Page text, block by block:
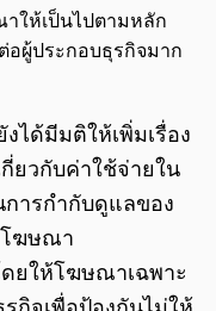
ให้เป็นไปตามหลัก
ผู้ประกอบธุรกิจมาก
ได้มีมติให้เพิ่มเรื่อง
ยวกับค่าใช้จ่ายใน
ารกำกับดูแลของ
โฆษณา
ยให้โฆษณาเฉพาะ